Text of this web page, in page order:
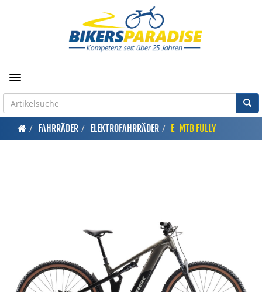
Toggle navigation
FAHRRÄDER ELEKTROFAHRRÄDER E-MTB FULLY